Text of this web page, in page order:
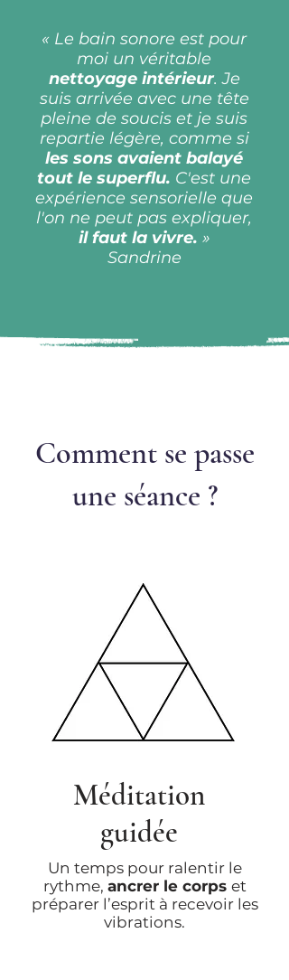
« Le bain sonore est pour
moi un véritable
nettoyage intérieur. Je
suis arrivée avec une tête
pleine de soucis et je suis
repartie légère, comme si
les sons avaient balayé
tout le superflu. C'est une
expérience sensorielle que
l'on ne peut pas expliquer,
il faut la vivre. »
Sandrine
Comment se passe
une séance ?
Méditation
guidée
Un temps pour ralentir le
rythme, ancrer le corps et
préparer l’esprit à recevoir les
vibrations.